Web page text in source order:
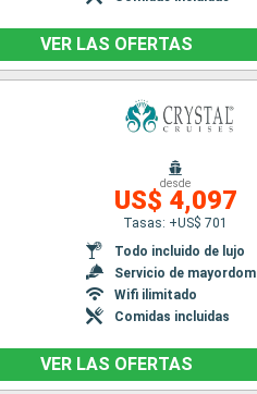
VER LAS OFERTAS
desde
US$ 4,097
Tasas: +US$ 701
Todo incluido de lujo
Servicio de
Wifi ilimitado
Comidas incluidas
VER LAS OFERTAS